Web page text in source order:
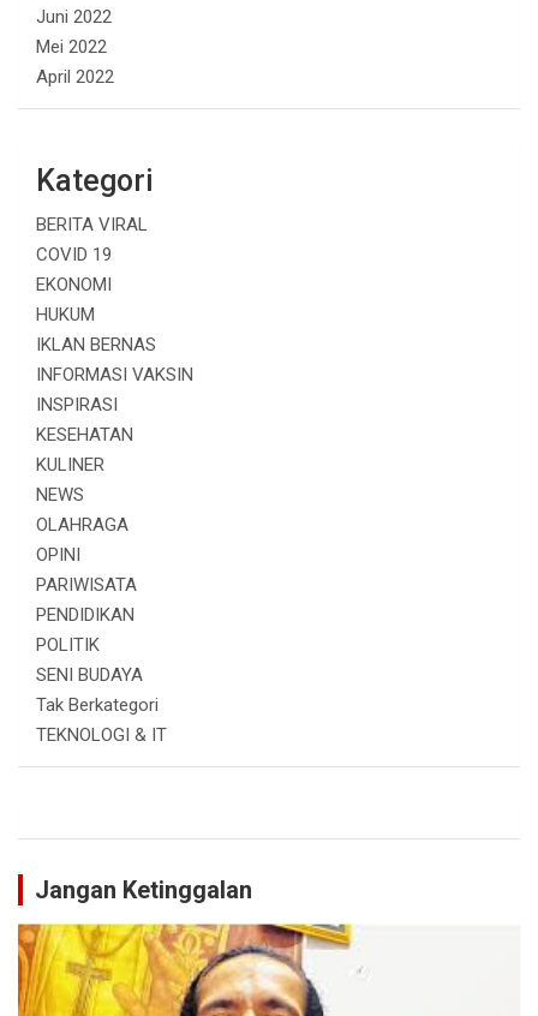
Juni 2022
Mei 2022
April 2022
Kategori
BERITA VIRAL
COVID 19
EKONOMI
HUKUM
IKLAN BERNAS
INFORMASI VAKSIN
INSPIRASI
KESEHATAN
KULINER
NEWS
OLAHRAGA
OPINI
PARIWISATA
PENDIDIKAN
POLITIK
SENI BUDAYA
Tak Berkategori
TEKNOLOGI & IT
Jangan Ketinggalan